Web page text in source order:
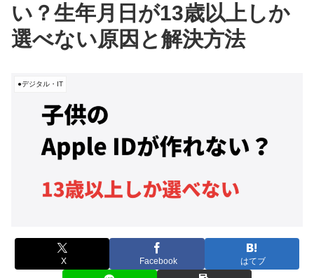
い？生年月日が13歳以上しか
選べない原因と解決方法
●デジタル・IT
X Facebook はてブ